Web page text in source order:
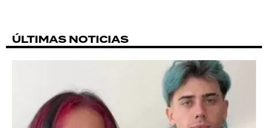
ÚLTIMAS NOTICIAS